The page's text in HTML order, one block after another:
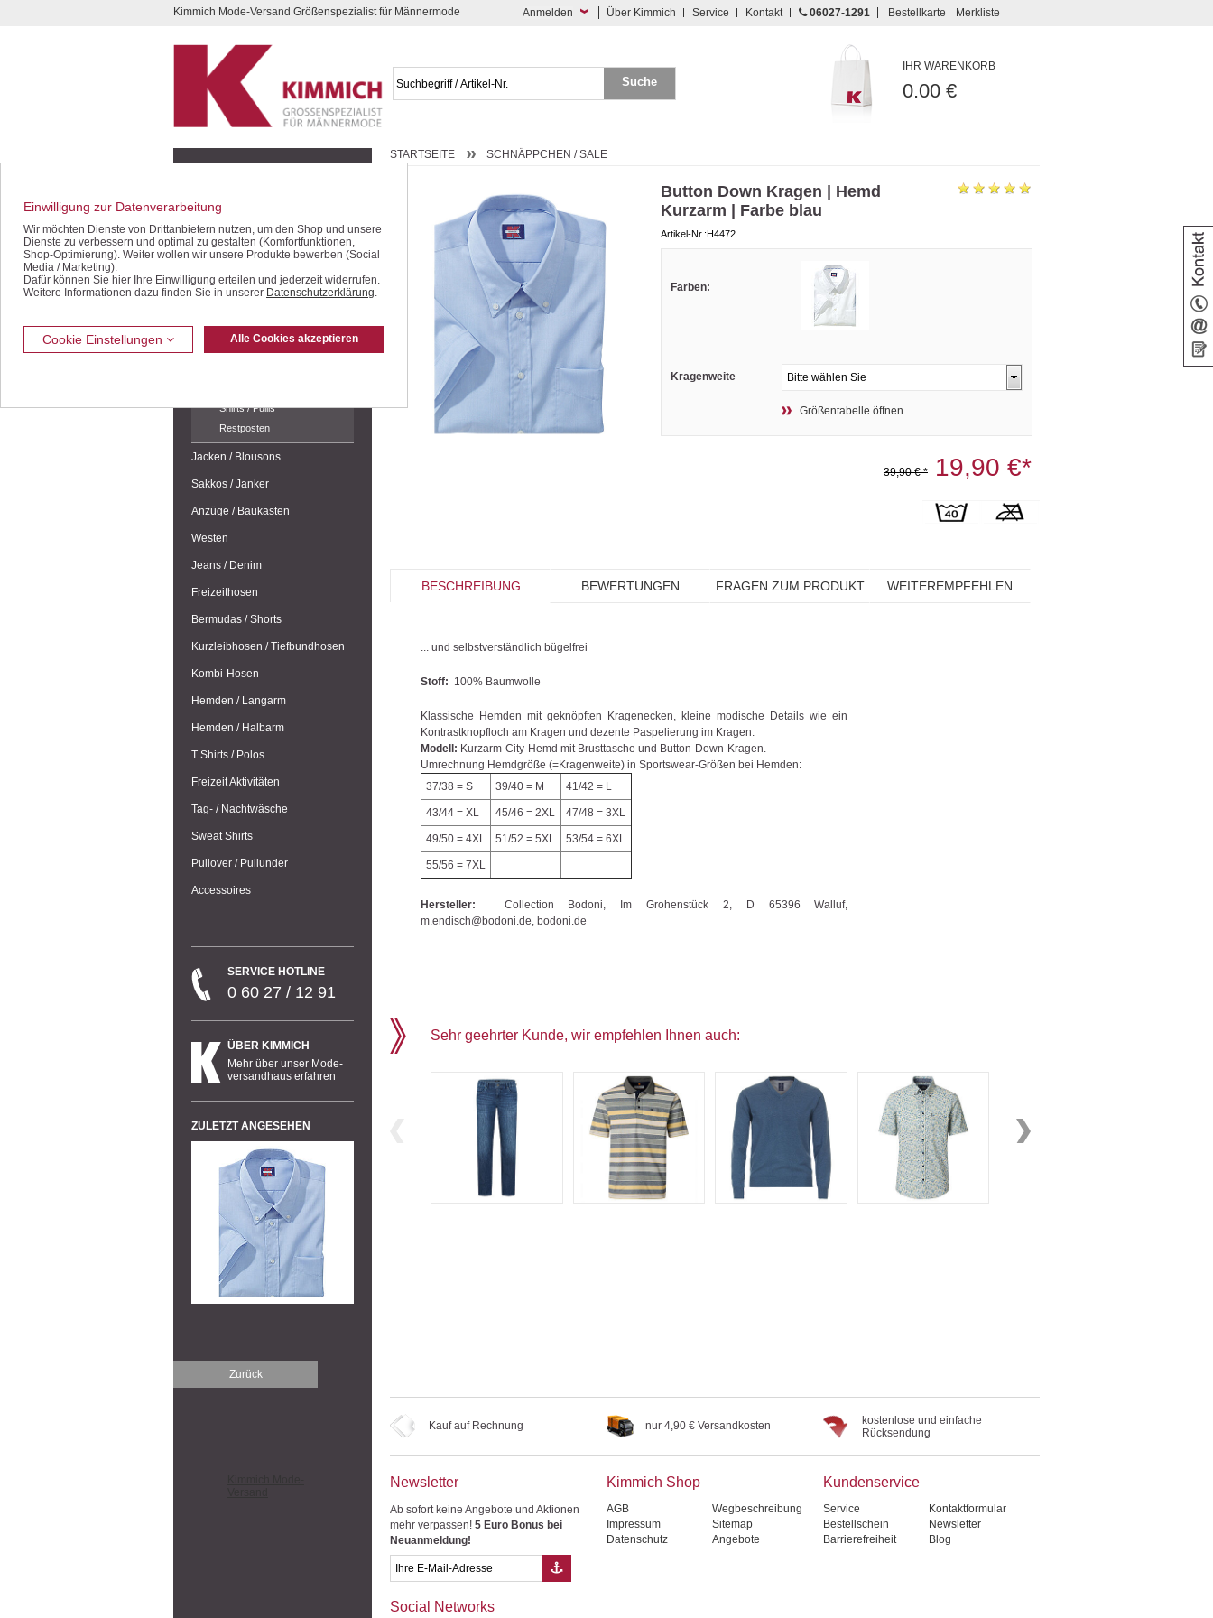
Kompletten Head der Seite überspringenKimmich Mode-Versand Größenspezialist für Männermode Anmelden Über Kimmich Service Kontakt 06027-1291 Bestellkarte Merkliste
IHR WARENKORB
0.00 €
Schnäppchen / SALE
Halbarm-Hemden
Langarm-Hemden
Hosen / Jeans
Jacken / Westen
Shirts / Pullis
Restposten
Jacken / Blousons
Sakkos / Janker
Anzüge / Baukasten
Westen
Jeans / Denim
Freizeithosen
Bermudas / Shorts
Kurzleibhosen / Tiefbundhosen
Kombi-Hosen
Hemden / Langarm
Hemden / Halbarm
T Shirts / Polos
Freizeit Aktivitäten
Tag- / Nachtwäsche
Sweat Shirts
Pullover / Pullunder
Accessoires
SERVICE HOTLINE
0 60 27 / 12 91
ÜBER KIMMICH
Mehr über unser Mode-
versandhaus erfahren
ZULETZT ANGESEHEN
STARTSEITE SCHNÄPPCHEN / SALE
Button Down Kragen | Hemd
Kurzarm | Farbe blau
Artikel-Nr.:H4472
Farben:
Kragenweite
Größentabelle öffnen
39,90 € *19,90 €*
BESCHREIBUNG BEWERTUNGEN FRAGEN ZUM PRODUKT WEITEREMPFEHLEN
... und selbstverständlich bügelfrei
Stoff: 100% Baumwolle
Klassische Hemden mit geknöpften Kragenecken, kleine modische Details wie ein
Kontrastknopfloch am Kragen und dezente Paspelierung im Kragen.
Modell: Kurzarm-City-Hemd mit Brusttasche und Button-Down-Kragen.
Umrechnung Hemdgröße (=Kragenweite) in Sportswear-Größen bei Hemden:
37/38 = S
39/40 = M 41/42 = L
43/44 = XL 45/46 = 2XL 47/48 = 3XL
49/50 = 4XL 51/52 = 5XL 53/54 = 6XL
55/56 = 7XL
Hersteller: Collection Bodoni, Im Grohenstück 2, D 65396 Walluf,
m.endisch@bodoni.de, bodoni.de
Sehr geehrter Kunde, wir empfehlen Ihnen auch:
Zurück
Kauf auf Rechnung nur 4,90 € Versandkosten
kostenlose und einfache
Rücksendung
Newsletter
Ab sofort keine Angebote und Aktionen
mehr verpassen! 5 Euro Bonus bei
Neuanmeldung!
Social Networks
Kimmich Shop
AGB
Wegbeschreibung
Impressum
Sitemap
Datenschutz
Angebote
Kundenservice
Service
Kontaktformular
Bestellschein
Newsletter
Barrierefreiheit
Blog
Einwilligung zur Datenverarbeitung
Wir möchten Dienste von Drittanbietern nutzen, um den Shop und unsere
Dienste zu verbessern und optimal zu gestalten (Komfortfunktionen,
Shop-Optimierung). Weiter wollen wir unsere Produkte bewerben (Social
Media / Marketing).
Dafür können Sie hier Ihre Einwilligung erteilen und jederzeit widerrufen.
Weitere Informationen dazu finden Sie in unserer Datenschutzerklärung.
Cookie Einstellungen Alle Cookies akzeptieren